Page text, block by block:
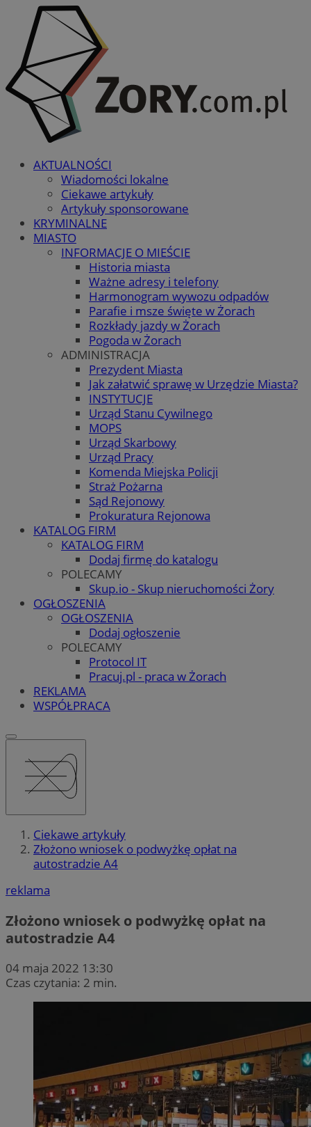
AKTUALNOŚCI
Wiadomości lokalne
Ciekawe artykuły
Artykuły sponsorowane
KRYMINALNE
MIASTO
INFORMACJE O MIEŚCIE
Historia miasta
Ważne adresy i telefony
Harmonogram wywozu odpadów
Parafie i msze święte w Żorach
Rozkłady jazdy w Żorach
Pogoda w Żorach
ADMINISTRACJA
Prezydent Miasta
Jak załatwić sprawę w Urzędzie Miasta?
INSTYTUCJE
Urząd Stanu Cywilnego
MOPS
Urząd Skarbowy
Urząd Pracy
Komenda Miejska Policji
Straż Pożarna
Sąd Rejonowy
Prokuratura Rejonowa
KATALOG FIRM
KATALOG FIRM
Dodaj firmę do katalogu
POLECAMY
Skup.io - Skup nieruchomości Żory
OGŁOSZENIA
OGŁOSZENIA
Dodaj ogłoszenie
POLECAMY
Protocol IT
Pracuj.pl - praca w Żorach
REKLAMA
WSPÓŁPRACA
Ciekawe artykuły
Złożono wniosek o podwyżkę opłat na
autostradzie A4
reklama
Złożono wniosek o podwyżkę opłat na
autostradzie A4
04 maja 2022 13:30
Czas czytania: 2 min.